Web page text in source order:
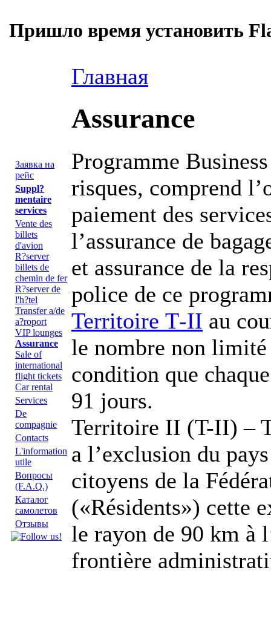
Пришло время установить
Заявка на
рейс
Suppl?
mentaire
services
Vente des
billets
d'avion
R?server
billets de
chemin de fer
R?server de
l'h?tel
Transfer a/de
a?roport
VIP lounges
Assurance
Sale of
international
flight tickets
Car rental
Services
De
compagnie
Contacts
L'information
utile
Вопросы
(F.A.Q.)
Каталог
самолетов
Отзывы
Главная
Assurance
Programme
risques, comprend
paiement des
l’assurance de
et assurance de la
police de ce
Territoire Т-II au
le nombre non limité
condition que
91 jours.
Territoire II (T-II) –
a l’exclusion du
citoyens de la
(«Résidents») cette
le rayon de 90 km à
frontière